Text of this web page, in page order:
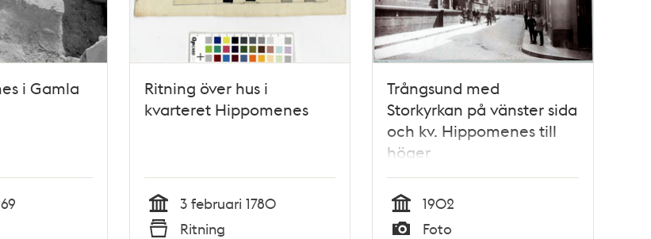
i Gamla
Ritning över hus i
kvarteret Hippomenes
Tid
3 februari 1780
Ritning
Trångsund med
Storkyrkan på vänster sida
och kv. Hippomenes till
höger
Tid
1902
Foto